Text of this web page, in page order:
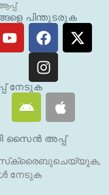
പിന്തുടരുക
യൂ
ട്യൂ
ഫേ
സ്ബു
ക്ക്
എ
ക്സ്
ഇ
ൻ
സ്റ്റാ
ഗ്രാം
നേടുക
ആ
ൻ
യി
ഡ്
ആ
പ്പി
സൈൻ അപ്പ്
നേടുക